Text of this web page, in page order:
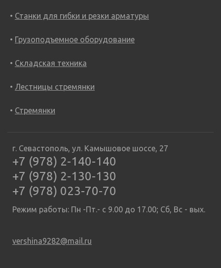
Станки для гибки и резки арматуры
Грузоподъемное оборудование
Складская техника
Лестницы стремянки
Стремянки
г. Севастополь, ул. Камышовое шоссе, 27
+7 (978) 2-140-140
+7 (978) 2-130-130
+7 (978) 023-70-70
Режим работы: Пн -Пт.- с 9.00 до 17.00; Сб, Вс - вых.
vershina9282@mail.ru